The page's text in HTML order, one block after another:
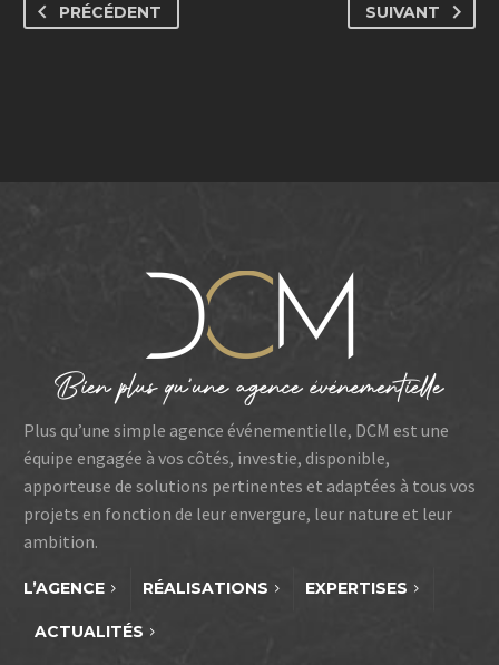
PRÉCÉDENT SUIVANT
Plus qu’une simple agence événementielle, DCM est une
équipe engagée à vos côtés, investie, disponible,
apporteuse de solutions pertinentes et adaptées à tous vos
projets en fonction de leur envergure, leur nature et leur
ambition.
L’AGENCE RÉALISATIONS EXPERTISES
ACTUALITÉS